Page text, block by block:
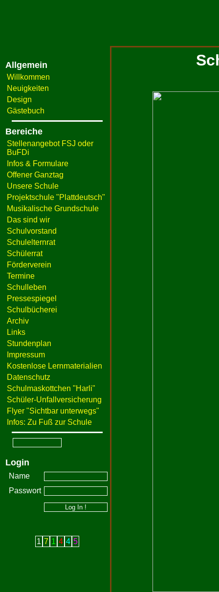
Allgemein
Willkommen
Neuigkeiten
Design
Gästebuch
Bereiche
Stellenangebot FSJ oder
BuFDi
Infos & Formulare
Offener Ganztag
Unsere Schule
Projektschule "Plattdeutsch"
Musikalische Grundschule
Das sind wir
Schulvorstand
Schulelternrat
Schülerrat
Förderverein
Termine
Schulleben
Pressespiegel
Schulbücherei
Archiv
Links
Stundenplan
Impressum
Kostenlose Lernmaterialien
Datenschutz
Schulmaskottchen "Harli"
Schüler-Unfallversicherung
Flyer "Sichtbar unterwegs"
Infos: Zu Fuß zur Schule
Login
Name
Passwort
1 7 1 4 4 5